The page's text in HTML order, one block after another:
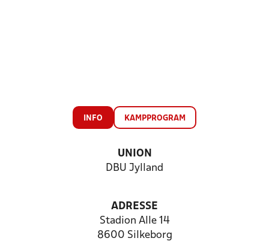
INFO KAMPPROGRAM
UNION
DBU Jylland
ADRESSE
Stadion Alle 14
8600 Silkeborg